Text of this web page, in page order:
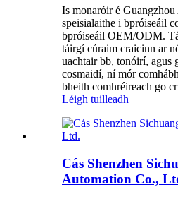
Is monaróir é Guangzhou
speisialaithe i bpróiseáil
bpróiseáil OEM/ODM.
táirgí cúraim craicinn ar
uachtair bb, tonóirí, agus
cosmaidí, ní mór
bheith comhréireach go
Léigh tuilleadh
Cás Shenzhen
Automation Co.,